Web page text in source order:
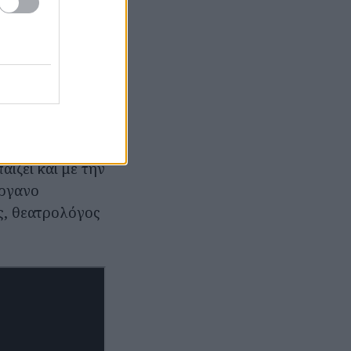
την
είναι
αυτά και
και με την
θεατρολόγος